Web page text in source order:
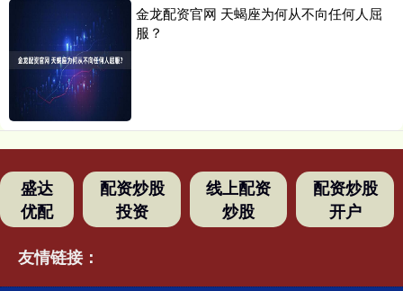
金龙配资官网 天蝎座为何从不向任何人屈
服？
盛达
优配
配资炒股
投资
线上配资
炒股
配资炒股
开户
友情链接：